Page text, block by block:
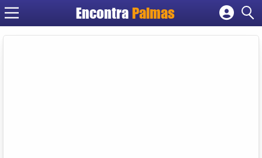
Encontra Palmas
Cadastrar empresa